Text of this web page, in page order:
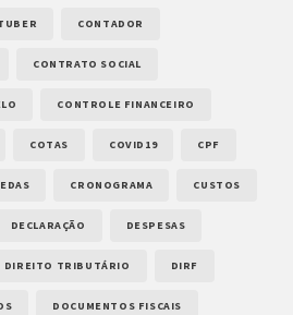
CONTADOR
CONTRATO SOCIAL
CONTROLE FINANCEIRO
COTAS COVID19 CPF
CRONOGRAMA CUSTOS
DECLARAÇÃO DESPESAS
DIREITO TRIBUTÁRIO DIRF
DOCUMENTOS FISCAIS